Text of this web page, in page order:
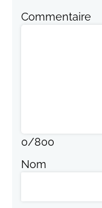
Commentaire
0/800
Nom